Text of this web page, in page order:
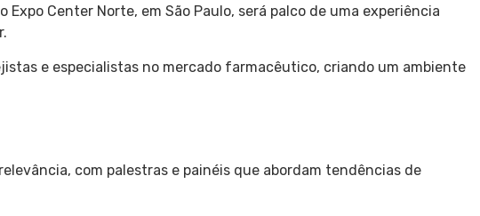
Center Norte, em São Paulo, será palco de uma experiência
e especialistas no mercado farmacêutico, criando um ambiente
com palestras e painéis que abordam tendências de